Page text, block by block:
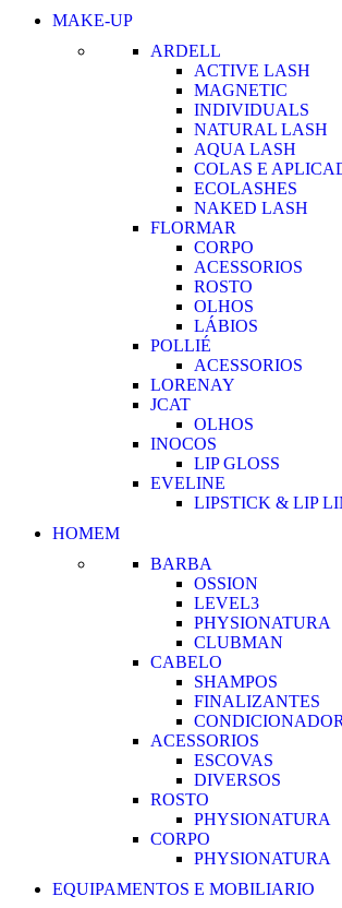
MAKE-UP
ARDELL
ACTIVE LASH
MAGNETIC
INDIVIDUALS
NATURAL LASH
AQUA LASH
COLAS E
ECOLASHES
NAKED LASH
FLORMAR
CORPO
ACESSORIOS
ROSTO
OLHOS
LÁBIOS
POLLIÉ
ACESSORIOS
LORENAY
JCAT
OLHOS
INOCOS
LIP GLOSS
EVELINE
LIPSTICK & LIP
HOMEM
BARBA
OSSION
LEVEL3
PHYSIONATURA
CLUBMAN
CABELO
SHAMPOS
FINALIZANTES
ACESSORIOS
ESCOVAS
DIVERSOS
ROSTO
PHYSIONATURA
CORPO
PHYSIONATURA
EQUIPAMENTOS E MOBILIARIO